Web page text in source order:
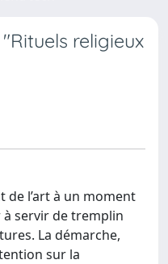
religieux
de l’art à un moment
servir de tremplin
La démarche,
sur la